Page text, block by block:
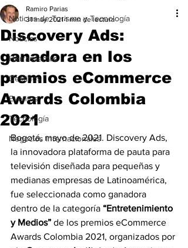
Noticias de Turismo y Tecnología
Noticias
Herramientas
Destinos
Eventos
Tecnología
Negocios Internacionales
Discovery Ads:
ganadora en los
premios eCommerce
Awards Colombia
2021
Ramiro Parias
31 may 2021 1 min de lectura
Bogotá, mayo de 2021. Discovery Ads,
la innovadora plataforma de pauta para
televisión diseñada para pequeñas y
medianas empresas de Latinoamérica,
fue seleccionada como ganadora
dentro de la categoría “Entretenimiento
y Medios” de los premios eCommerce
Awards Colombia 2021, organizados por